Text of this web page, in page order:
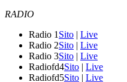
RADIO
Radio 1 Sito | Live
Radio 2Sito | Live
Radio 3Sito | Live
Radiofd4Sito | Live
Radiofd5Sito | Live